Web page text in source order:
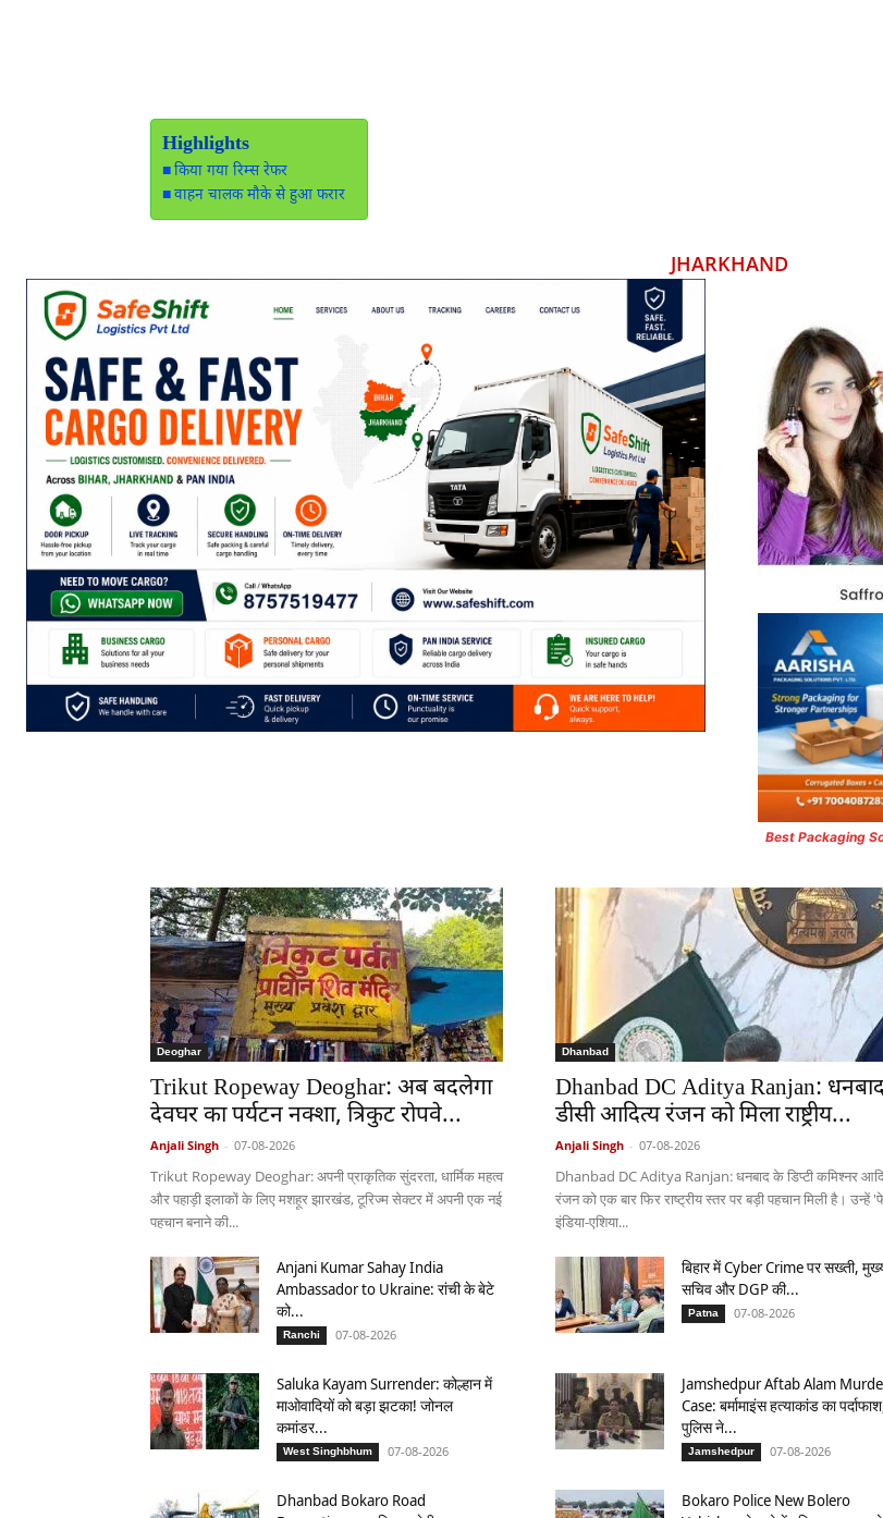
Highlights
किया गया रिम्स रेफर
वाहन चालक मौके से हुआ फरार
JHARKHAND
Best Packaging
Deoghar
Trikut Ropeway Deoghar: अब बदलेगा
देवघर का पर्यटन नक्शा, त्रिकुट रोपवे...
Anjali Singh - 07-08-2026
Trikut Ropeway Deoghar: अपनी प्राकृतिक सुंदरता, धार्मिक महत्व
और पहाड़ी इलाकों के लिए मशहूर झारखंड, टूरिज्म सेक्टर में अपनी एक नई
पहचान बनाने की...
Dhanbad
Dhanbad DC Aditya Ranjan:
डीसी आदित्य रंजन को मिला राष्ट्रीय...
Anjali Singh - 07-08-2026
Dhanbad DC Aditya Ranjan: धनबाद के डिप्टी कमिश्नर
रंजन को एक बार फिर राष्ट्रीय स्तर पर बड़ी पहचान मिली है। उन्हें
इंडिया-एशिया...
Anjani Kumar Sahay India
Ambassador to Ukraine: रांची के बेटे
को...
Ranchi 07-08-2026
बिहार में Cyber Crime पर सख्ती,
सचिव और DGP की...
Patna 07-08-2026
Saluka Kayam Surrender: कोल्हान में
माओवादियों को बड़ा झटका! जोनल
कमांडर...
West Singhbhum 07-08-2026
Jamshedpur Aftab Alam
Case: बर्मामाइंस हत्याकांड का
पुलिस ने...
Jamshedpur 07-08-2026
Dhanbad Bokaro Road
Bokaro Police New Bolero